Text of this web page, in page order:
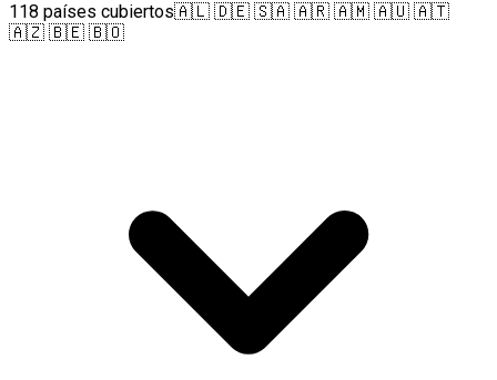
118 países cubiertos🇦🇱 🇩🇪 🇸🇦 🇦🇷 🇦🇲 🇦🇺 🇦🇹
🇦🇿 🇧🇪 🇧🇴